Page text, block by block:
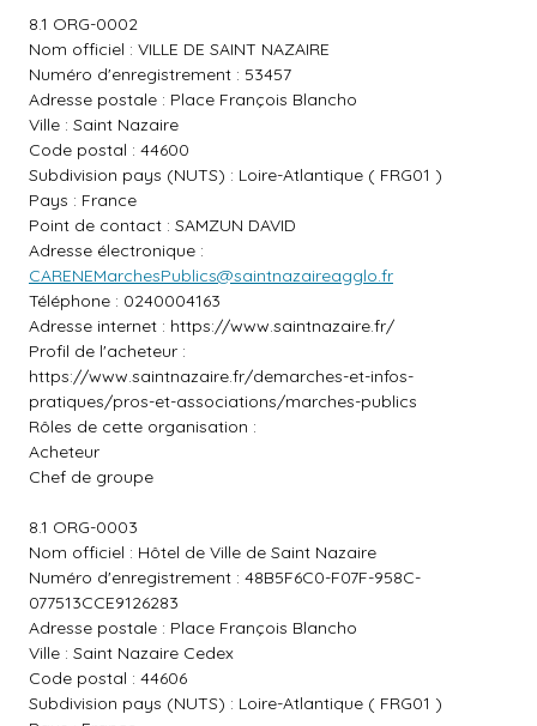
8.1 ORG-0002
Nom officiel : VILLE DE SAINT NAZAIRE
Numéro d'enregistrement : 53457
Adresse postale : Place François Blancho
Ville : Saint Nazaire
Code postal : 44600
Subdivision pays (NUTS) : Loire-Atlantique ( FRG01 )
Pays : France
Point de contact : SAMZUN DAVID
Adresse électronique :
CARENEMarchesPublics@saintnazaireagglo.fr
Téléphone : 0240004163
Adresse internet : https://www.saintnazaire.fr/
Profil de l'acheteur :
https://www.saintnazaire.fr/demarches-et-infos-
pratiques/pros-et-associations/marches-publics
Rôles de cette organisation :
Acheteur
Chef de groupe
8.1 ORG-0003
Nom officiel : Hôtel de Ville de Saint Nazaire
Numéro d'enregistrement : 48B5F6C0-F07F-958C-
077513CCE9126283
Adresse postale : Place François Blancho
Ville : Saint Nazaire Cedex
Code postal : 44606
Subdivision pays (NUTS) : Loire-Atlantique ( FRG01 )